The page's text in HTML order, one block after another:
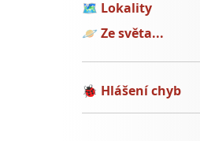
🗺 Lokality
🪐 Ze světa...
🐞 Hlášení chyb